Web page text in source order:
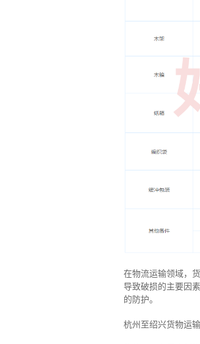
在物流运输领域，
导致破损的主要因
的防护。
杭州至绍兴货物运